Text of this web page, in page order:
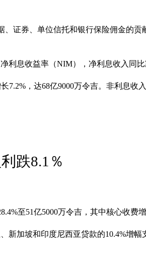
证券、单位信托和银行保险佣金的贡
息收益率（NIM），净利息收入同比
7.2%，达68亿9000万令吉。非利息
跌8.1％
至51亿5000万令吉，其中核心收费
新加坡和印度尼西亚贷款的10.4%增